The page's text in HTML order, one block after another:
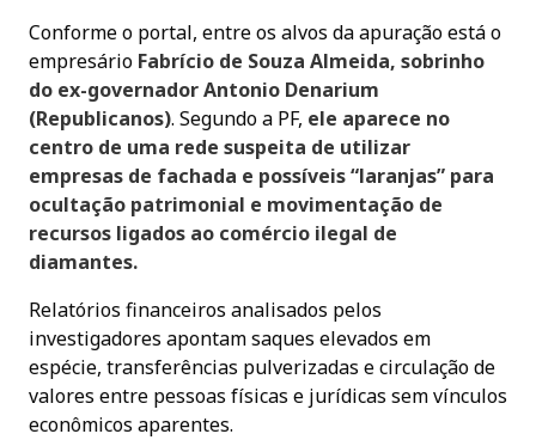
Conforme o portal, entre os alvos da apuração está o
empresário Fabrício de Souza Almeida, sobrinho
do ex-governador Antonio Denarium
(Republicanos). Segundo a PF, ele aparece no
centro de uma rede suspeita de utilizar
empresas de fachada e possíveis “laranjas” para
ocultação patrimonial e movimentação de
recursos ligados ao comércio ilegal de
diamantes.
Relatórios financeiros analisados pelos
investigadores apontam saques elevados em
espécie, transferências pulverizadas e circulação de
valores entre pessoas físicas e jurídicas sem vínculos
econômicos aparentes.